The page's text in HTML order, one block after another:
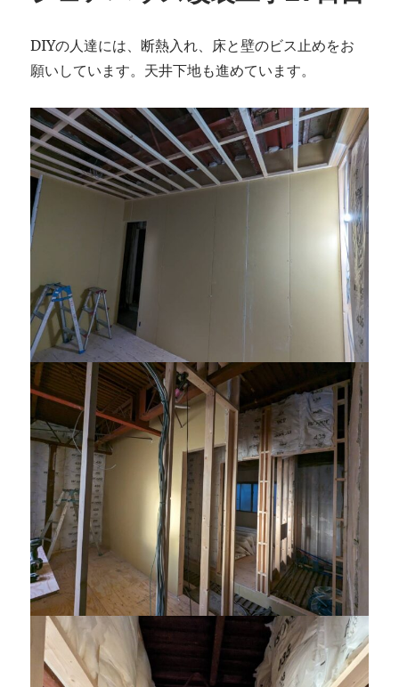
DIYの人達には、断熱入れ、床と壁のビス止めをお
願いしています。天井下地も進めています。